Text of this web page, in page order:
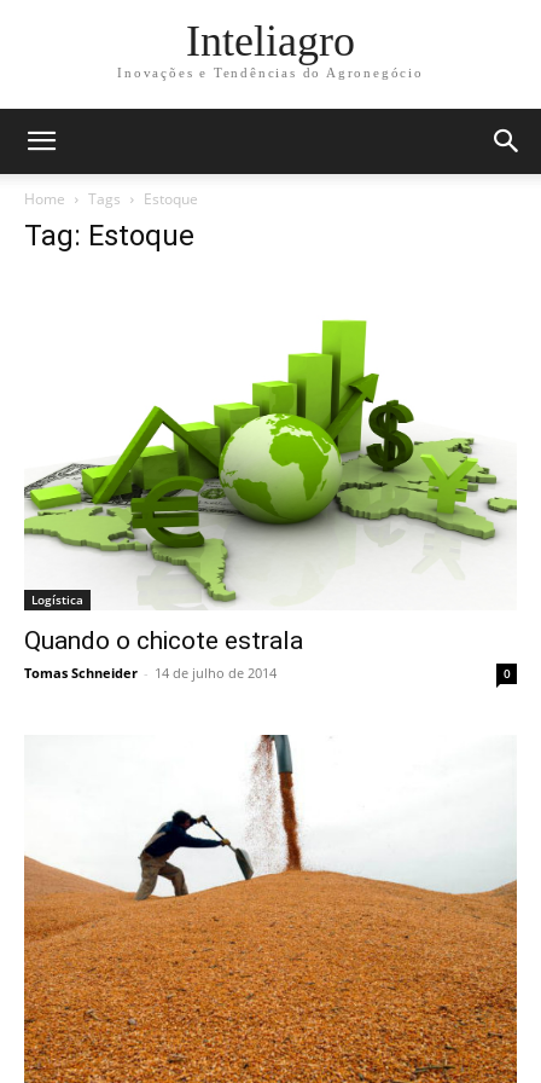
Inteliagro
Inovações e Tendências do Agronegócio
Home Tags Estoque
Tag: Estoque
Logística
Quando o chicote estrala
Tomas Schneider - 14 de julho de 2014 0